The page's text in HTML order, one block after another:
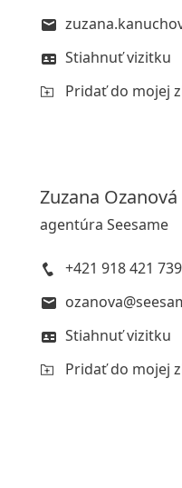
Stiahnuť vizitku
Pridať do mojej
Zuzana Ozanová
agentúra Seesame
+421 918 421 739
Stiahnuť vizitku
Pridať do mojej